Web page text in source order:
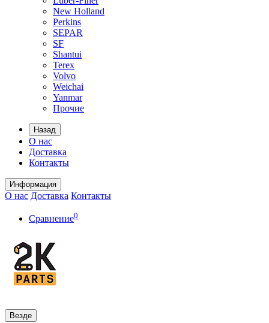
New Holland
Perkins
SEPAR
SF
Shantui
Terex
Volvo
Weichai
Yanmar
Прочие
Назад
О нас
Доставка
Контакты
Информация
О нас Доставка Контакты
Сравнение0
Везде